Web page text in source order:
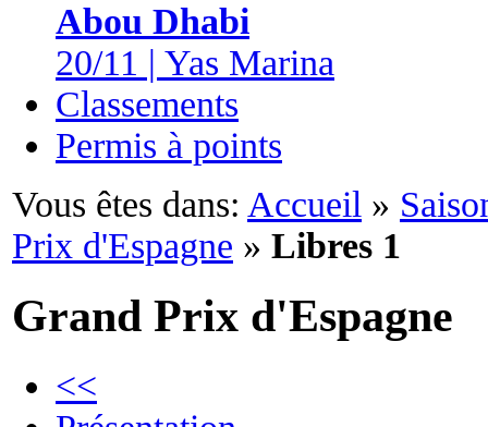
Abou Dhabi
20/11 | Yas Marina
Classements
Permis à points
Vous êtes dans: Accueil »
Prix d'Espagne » Libres 1
Grand Prix d'Espagne
<<